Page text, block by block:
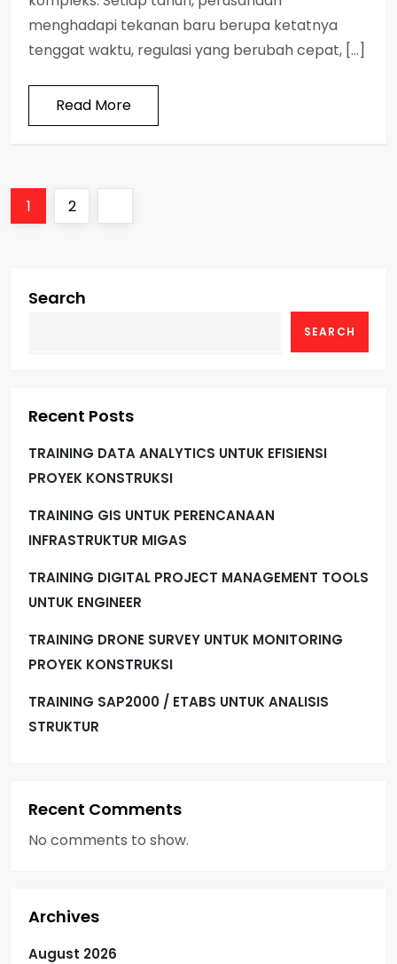
menghadapi tekanan baru berupa ketatnya
tenggat waktu, regulasi yang berubah cepat, […]
Read More
P
p
a
g
a
Page
1 Page
2
Search
SEARCH
Recent Posts
TRAINING DATA ANALYTICS UNTUK EFISIENSI
PROYEK KONSTRUKSI
TRAINING GIS UNTUK PERENCANAAN
INFRASTRUKTUR MIGAS
TRAINING DIGITAL PROJECT MANAGEMENT TOOLS
UNTUK ENGINEER
TRAINING DRONE SURVEY UNTUK MONITORING
PROYEK KONSTRUKSI
TRAINING SAP2000 / ETABS UNTUK ANALISIS
STRUKTUR
Recent Comments
No comments to show.
Archives
August 2026